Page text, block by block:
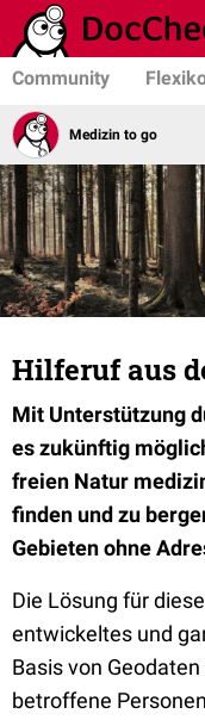
Community
Medizin to go
Hilferuf aus
Mit Unterstützung
es zukünftig
freien Natur
finden und zu
Gebieten ohne
Die Lösung für
entwickeltes und
Basis von
betroffene